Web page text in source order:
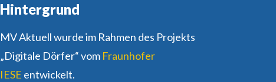
Hintergrund
MV Aktuell wurde im Rahmen des Projekts
„Digitale Dörfer“ vom Fraunhofer
IESE entwickelt.